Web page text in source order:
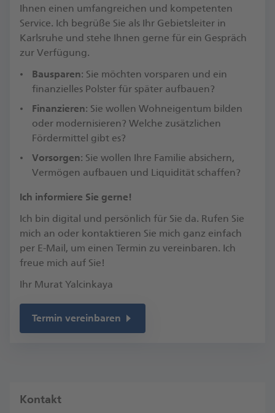
Ihnen einen umfangreichen und kompetenten
Service. Ich begrüße Sie als Ihr Gebietsleiter in
Karlsruhe und stehe Ihnen gerne für ein Gespräch
zur Verfügung.​
Bausparen: Sie möchten vorsparen und ein
finanzielles Polster für später aufbauen?
Finanzieren: Sie wollen Wohneigentum bilden
oder modernisieren? Welche zusätzlichen
Fördermittel gibt es?​
Vorsorgen: Sie wollen Ihre Familie absichern,
Vermögen aufbauen und Liquidität schaffen?
​Ich informiere Sie gerne!
Ich bin digital und persönlich für Sie da. Rufen Sie
mich an oder kontaktieren Sie mich ganz einfach
per E-Mail, um einen Termin zu vereinbaren.​ Ich
freue mich auf Sie!​
Ihr Murat Yalcinkaya
Termin vereinbaren
Kontakt